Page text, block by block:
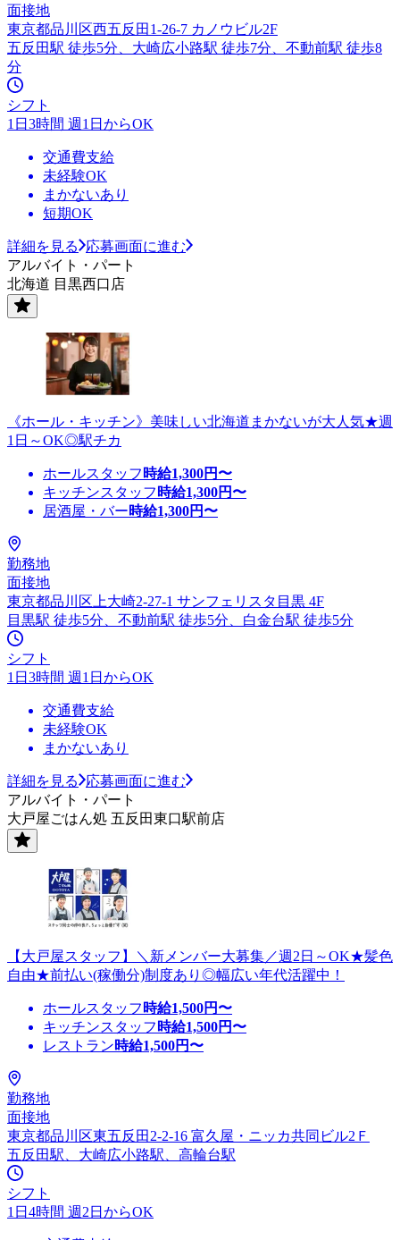
面接地
東京都品川区西五反田1-26-7 カノウビル2F
五反田駅 徒歩5分、大崎広小路駅 徒歩7分、不動前駅 徒歩8
分
シフト
1日3時間 週1日からOK
交通費支給
未経験OK
まかないあり
短期OK
詳細を見る
応募画面に進む
アルバイト・パート
北海道 目黒西口店
《ホール・キッチン》美味しい北海道まかないが大人気★週
1日～OK◎駅チカ
ホールスタッフ 時給1,300円〜
キッチンスタッフ 時給1,300円〜
居酒屋・バー時給1,300円〜
勤務地
面接地
東京都品川区上大崎2-27-1 サンフェリスタ目黒 4F
目黒駅 徒歩5分、不動前駅 徒歩5分、白金台駅 徒歩5分
シフト
1日3時間 週1日からOK
交通費支給
未経験OK
まかないあり
詳細を見る
応募画面に進む
アルバイト・パート
大戸屋ごはん処 五反田東口駅前店
【大戸屋スタッフ】＼新メンバー大募集／週2日～OK★髪色
自由★前払い(稼働分)制度あり◎幅広い年代活躍中！
ホールスタッフ 時給1,500円〜
キッチンスタッフ 時給1,500円〜
レストラン時給1,500円〜
勤務地
面接地
東京都品川区東五反田2-2-16 富久屋・ニッカ共同ビル2Ｆ
五反田駅、大崎広小路駅、高輪台駅
シフト
1日4時間 週2日からOK